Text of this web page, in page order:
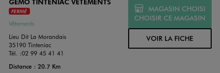
FERMÉ
Vêtements
Lieu Dit La Morandais
35190 Tinteniac
Tél. :02 99 45 41 41
Distance : 20.7 Km
MAGASIN CHOISI
CHOISIR CE MAGASIN
VOIR LA FICHE